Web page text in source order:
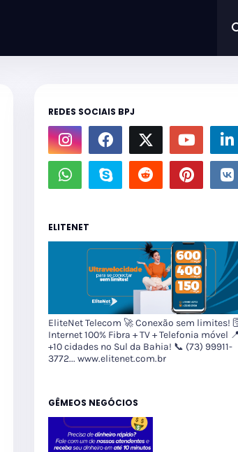
REDES SOCIAIS BPJ
ELITENET
EliteNet Telecom 🚀 Conexão sem limites!
Internet 100% Fibra + TV + Telefonia móvel
+10 cidades no Sul da Bahia! 📞 (73) 99911-
3772... www.elitenet.com.br
GÊMEOS NEGÓCIOS